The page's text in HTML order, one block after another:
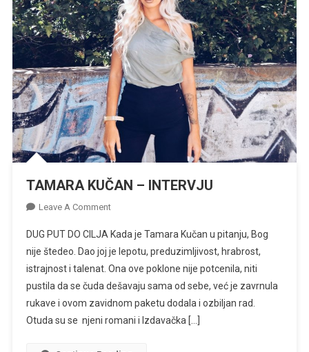
TAMARA KUČAN – INTERVJU
Leave A CommentOn
KUČAN
–
INTERVJU
DUG PUT DO CILJA Kada je Tamara Kučan u pitanju, Bog
nije štedeo. Dao joj je lepotu, preduzimljivost, hrabrost,
istrajnost i talenat. Ona ove poklone nije potcenila, niti
pustila da se čuda dešavaju sama od sebe, već je zavrnula
rukave i ovom zavidnom paketu dodala i ozbiljan rad.
Otuda su se njeni romani i Izdavačka […]